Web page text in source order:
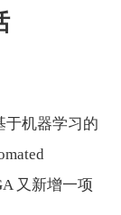
于机器学习的
又新增一项